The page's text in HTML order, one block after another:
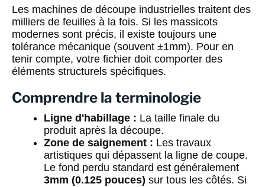
Les machines de découpe industrielles traitent des
milliers de feuilles à la fois. Si les massicots
modernes sont précis, il existe toujours une
tolérance mécanique (souvent ±1mm). Pour en
tenir compte, votre fichier doit comporter des
éléments structurels spécifiques.
Comprendre la terminologie
Ligne d'habillage : La taille finale du
produit après la découpe.
Zone de saignement : Les travaux
artistiques qui dépassent la ligne de coupe.
Le fond perdu standard est généralement
3mm (0.125 pouces) sur tous les côtés. Si